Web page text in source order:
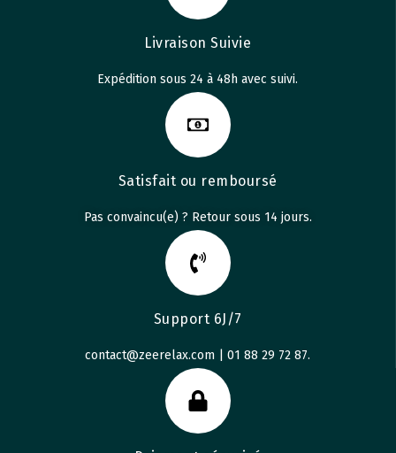
Livraison Suivie
Expédition sous 24 à 48h avec suivi.
Satisfait ou remboursé
Pas convaincu(e) ? Retour sous 14 jours.
Support 6J/7
contact@zeerelax.com | 01 88 29 72 87.